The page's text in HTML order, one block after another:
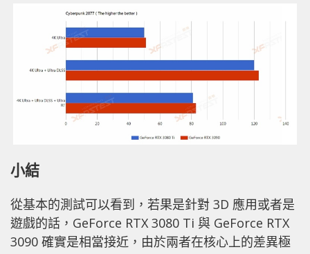
小結
從基本的測試可以看到，若果是針對 3D 應用或者是
遊戲的話，GeForce RTX 3080 Ti 與 GeForce RTX
3090 確實是相當接近，由於兩者在核心上的差異極